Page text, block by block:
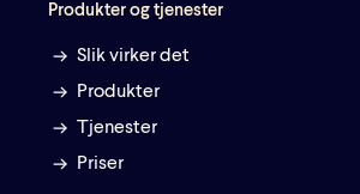
Produkter og tjenester
Slik virker det
Produkter
Tjenester
Priser